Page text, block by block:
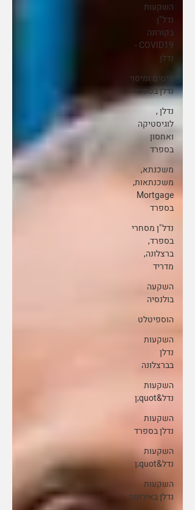
השקעות
נדל"ן
בקורונה
COVID19 -
נדלן
מיסים ומיסוי
נדלן בספרד
נדלן ,
לוגיסטיקה
ואחסון
בספרד
משכנתא,
משכנתאות,
Mortgage
בספרד
נדל"ן מסחרי
בספרד,
ברצלונה,
מדריד
השקעה
בולנסיה
הוספיטלט
השקעות
נדלן
בברצלונה
השקעות
נדל&quot;ן
השקעות
נדלן בספרד
השקעות
נדל&quot;ן
השקעות
נדלן באירופה